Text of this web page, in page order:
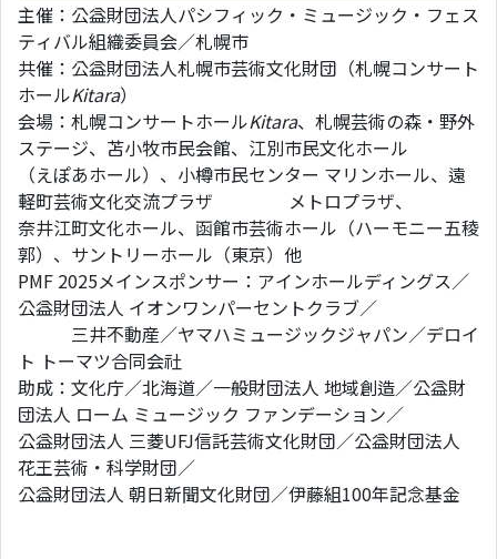
主催：公益財団法人パシフィック・ミュージック・フェス
ティバル組織委員会／札幌市
共催：公益財団法人札幌市芸術文化財団（札幌コンサート
ホールKitara）
会場：札幌コンサートホールKitara、札幌芸術の森・野外
ステージ、苫小牧市民会館、江別市民文化ホール
（えぽあホール）、小樽市民センター マリンホール、遠
軽町芸術文化交流プラザ メトロプラザ、
奈井江町文化ホール、函館市芸術ホール（ハーモニー五稜
郭）、サントリーホール（東京）他
PMF 2025メインスポンサー：アインホールディングス／
公益財団法人 イオンワンパーセントクラブ／
三井不動産／ヤマハミュージックジャパン／デロイ
ト トーマツ合同会社
助成：文化庁／北海道／一般財団法人 地域創造／公益財
団法人 ローム ミュージック ファンデーション／
公益財団法人 三菱UFJ信託芸術文化財団／公益財団法人
花王芸術・科学財団／
公益財団法人 朝日新聞文化財団／伊藤組100年記念基金